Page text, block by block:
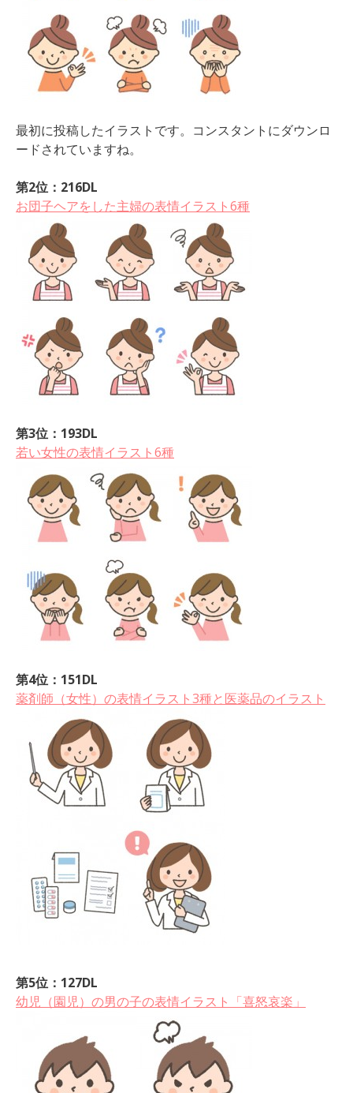
最初に投稿したイラストです。コンスタントにダウンロ
ードされていますね。
第2位：216DL
お団子ヘアをした主婦の表情イラスト6種
第3位：193DL
若い女性の表情イラスト6種
第4位：151DL
薬剤師（女性）の表情イラスト3種と医薬品のイラスト
第5位：127DL
幼児（園児）の男の子の表情イラスト「喜怒哀楽」